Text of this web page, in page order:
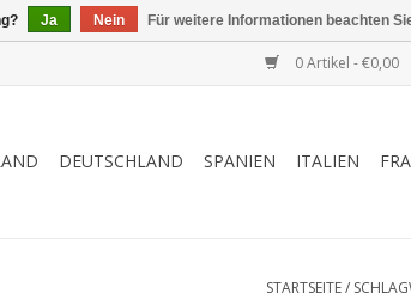
0 Artikel - €0,00
DEUTSCHLAND SPANIEN ITALIEN
STARTSEITE/
Ja Nein Für weitere Informationen beachten